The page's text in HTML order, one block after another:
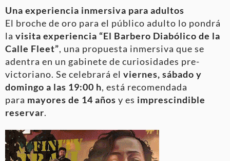
Una experiencia inmersiva para adultos
El broche de oro para el público adulto lo pondrá
la visita experiencia “El Barbero Diabólico de la
Calle Fleet”, una propuesta inmersiva que se
adentra en un gabinete de curiosidades pre-
victoriano. Se celebrará el viernes, sábado y
domingo a las 19:00 h, está recomendada
para mayores de 14 años y es imprescindible
reservar.